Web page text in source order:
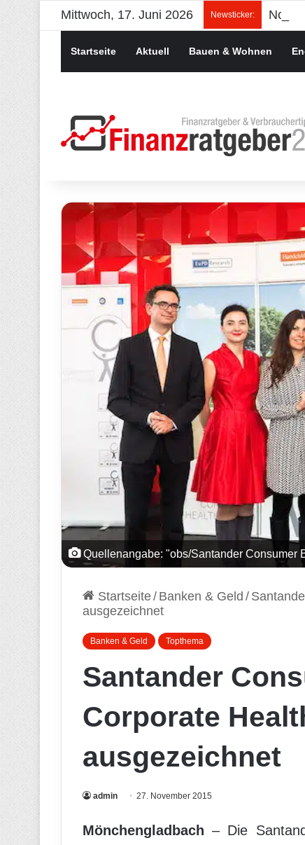
Mittwoch, 17. Juni 2026 Newsticker:
Startseite Aktuell Bauen & Wohnen
Quellenangabe: "obs/Santander Consumer
Startseite/ Banken & Geld /
ausgezeichnet
Banken & Geld Topthema
Santander
Corporate
ausgezeichnet
admin 27. November 2015
Mönchengladbach – Die